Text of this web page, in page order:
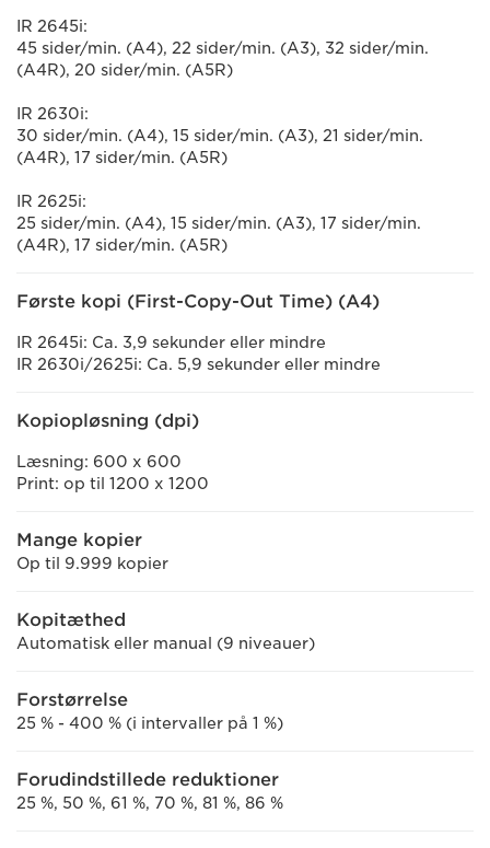
IR 2645i:
45 sider/min. (A4), 22 sider/min. (A3), 32 sider/min.
(A4R), 20 sider/min. (A5R)
IR 2630i:
30 sider/min. (A4), 15 sider/min. (A3), 21 sider/min.
(A4R), 17 sider/min. (A5R)
IR 2625i:
25 sider/min. (A4), 15 sider/min. (A3), 17 sider/min.
(A4R), 17 sider/min. (A5R)
Første kopi (First-Copy-Out Time) (A4)
IR 2645i: Ca. 3,9 sekunder eller mindre
IR 2630i/2625i: Ca. 5,9 sekunder eller mindre
Kopiopløsning (dpi)
Læsning: 600 x 600
Print: op til 1200 x 1200
Mange kopier
Op til 9.999 kopier
Kopitæthed
Automatisk eller manual (9 niveauer)
Forstørrelse
25 % - 400 % (i intervaller på 1 %)
Forudindstillede reduktioner
25 %, 50 %, 61 %, 70 %, 81 %, 86 %